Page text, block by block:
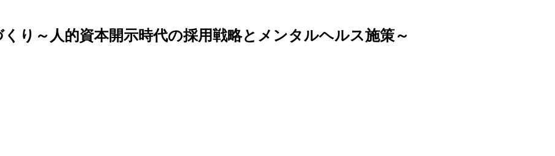
り～人的資本開示時代の採用戦略とメンタルヘルス施策～